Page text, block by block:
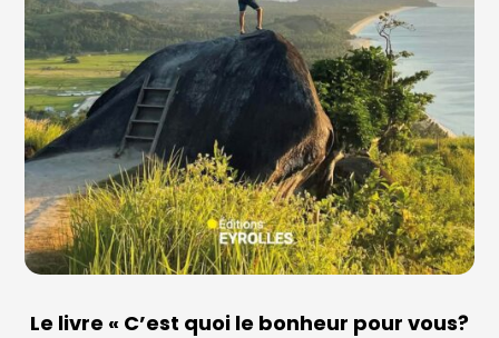
Le livre « C’est quoi le bonheur pour vous?